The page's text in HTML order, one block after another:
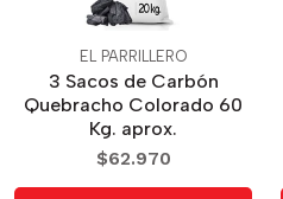
EL PARRILLERO
3 Sacos de Carbón
Quebracho Colorado 60
Kg. aprox.
$62.970